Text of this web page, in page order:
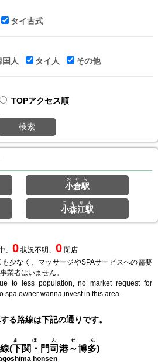
タイ古式
国人 タイ人 その他
TOPアクセス順
検索
小倉駅
おぐら
小森江駅
こもりえ
、 0 状況不明、 0 閉店
少なく、マッサージやSPAサービスへの需要
業者はいません。
to less population, no market request for
spa owner wanna invest in this area.
る路線は下記の通りです。
(下関・門司港～博多)
まほんせん
honsen